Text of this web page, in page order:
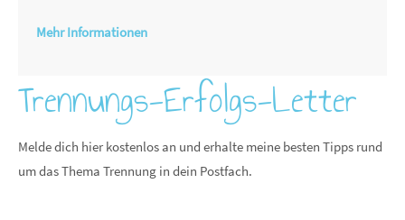
Mehr Informationen
Trennungs-Erfolgs-Letter
Melde dich hier kostenlos an und erhalte meine besten Tipps rund
um das Thema Trennung in dein Postfach.